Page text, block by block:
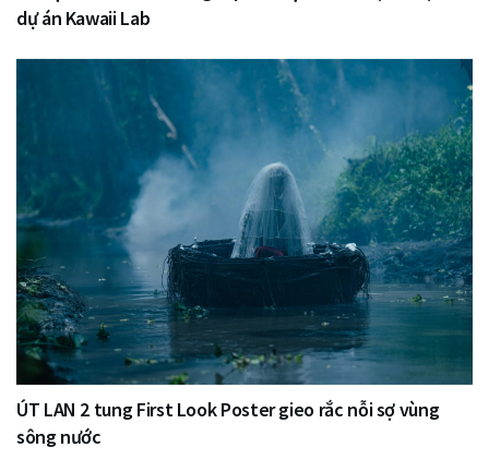
dự án Kawaii Lab
ÚT LAN 2 tung First Look Poster gieo rắc nỗi sợ vùng
sông nước